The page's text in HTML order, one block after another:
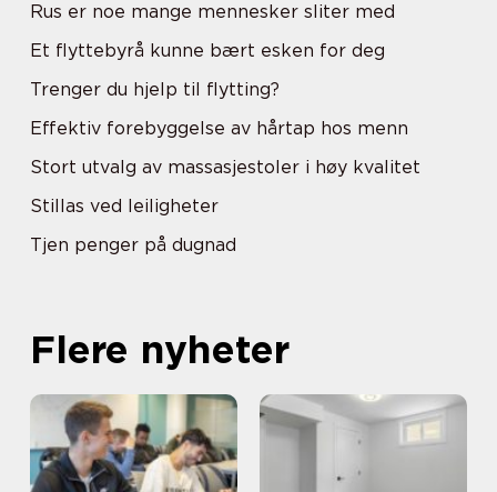
Rus er noe mange mennesker sliter med
Et flyttebyrå kunne bært esken for deg
Trenger du hjelp til flytting?
Effektiv forebyggelse av hårtap hos menn
Stort utvalg av massasjestoler i høy kvalitet
Stillas ved leiligheter
Tjen penger på dugnad
Flere nyheter